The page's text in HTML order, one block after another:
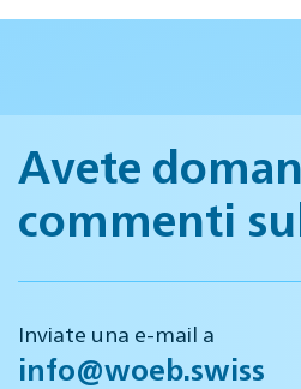
Avete
commenti
Inviate una e-mail a
info@woeb.swiss